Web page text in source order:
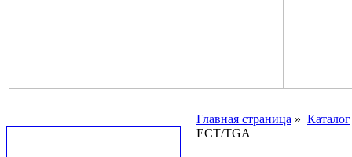
Главная страница » Каталог
ECT/TGA